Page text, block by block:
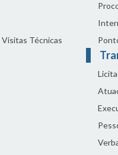
Técnicas